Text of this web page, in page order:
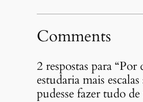
Comments
2 respostas para “Por
estudaria mais escalas
pudesse fazer tudo